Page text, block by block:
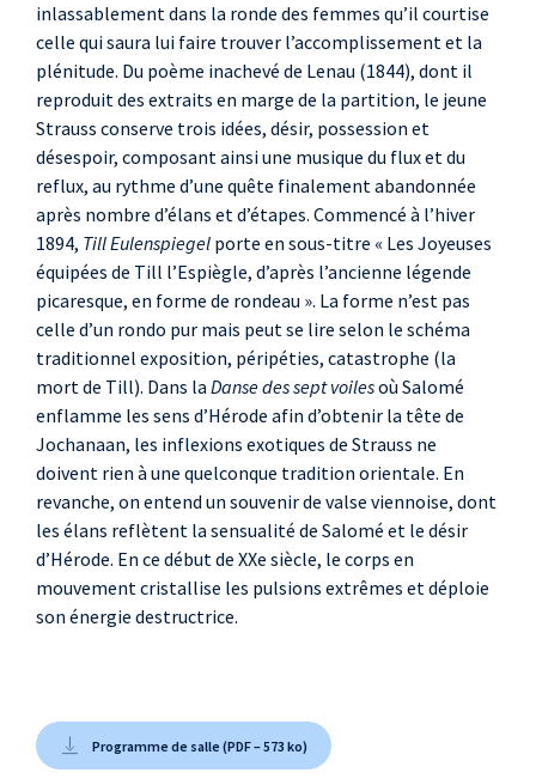
inlassablement dans la ronde des femmes qu’il courtise
celle qui saura lui faire trouver l’accomplissement et la
plénitude. Du poème inachevé de Lenau (1844), dont il
reproduit des extraits en marge de la partition, le jeune
Strauss conserve trois idées, désir, possession et
désespoir, composant ainsi une musique du flux et du
reflux, au rythme d’une quête finalement abandonnée
après nombre d’élans et d’étapes. Commencé à l’hiver
1894, Till Eulenspiegel porte en sous-titre « Les Joyeuses
équipées de Till l’Espiègle, d’après l’ancienne légende
picaresque, en forme de rondeau ». La forme n’est pas
celle d’un rondo pur mais peut se lire selon le schéma
traditionnel exposition, péripéties, catastrophe (la
mort de Till). Dans la Danse des sept voilesoù Salomé
enflamme les sens d’Hérode afin d’obtenir la tête de
Jochanaan, les inflexions exotiques de Strauss ne
doivent rien à une quelconque tradition orientale. En
revanche, on entend un souvenir de valse viennoise, dont
les élans reflètent la sensualité de Salomé et le désir
d’Hérode. En ce début de XXe siècle, le corps en
mouvement cristallise les pulsions extrêmes et déploie
son énergie destructrice.
Programme de salle (PDF – 573 ko)